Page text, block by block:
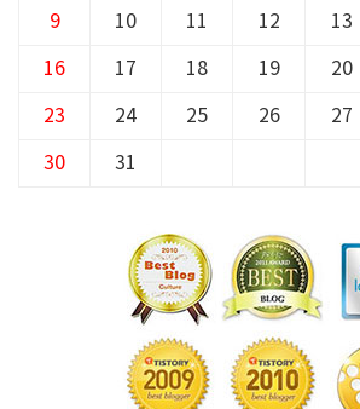
9 10 11 12 13
16 17 18 19 20
23 24 25 26 27
30 31